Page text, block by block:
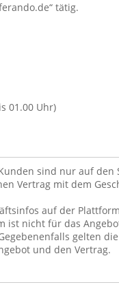
tätig.
01.00 Uhr)
sind nur auf den
Vertrag mit dem
auf der
ist nicht für das
gelten
und den Vertrag.